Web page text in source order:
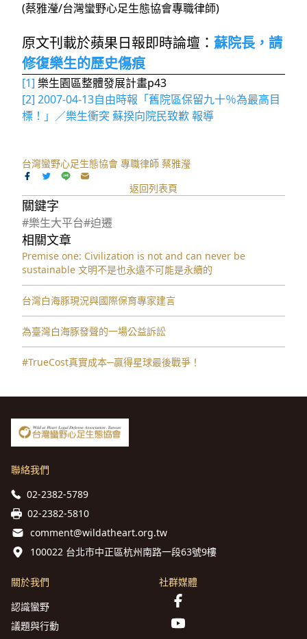
(蔡雅瀅/台灣蠻野心足生態協會專職律師)
原文刊載於蘋果日報即時論壇： 蘇院長，請
修復樂生的歷史傷痕
[1] 樂生園區整體發展計畫p43
[2] 2007-04-13自由時報「舊院區保留九十％為最高目
標！」／樂生衝突 蘇揆向院民致歉 報導
台灣蠻野心足生態協會 專職律師 蔡雅瀅
返回列表頁
關鍵字
#樂生大平台#迫遷
相關文章
Premise one: Civilization is not and can never be
sustainable 文明不是也永遠不可能是永續的
台灣白海豚現況與國際保育專家建言
為臺灣白海豚發聲的一場公益訴訟
#TrueCost真實成本─贏得星球最後戰爭！
聯絡我們
02-2382-5789
02-2382-5810
comment@wildatheart.org.tw
100022 台北市中正區杭州南路一段63號9樓
關於我們
認識蠻野
議題與行動
社群媒體